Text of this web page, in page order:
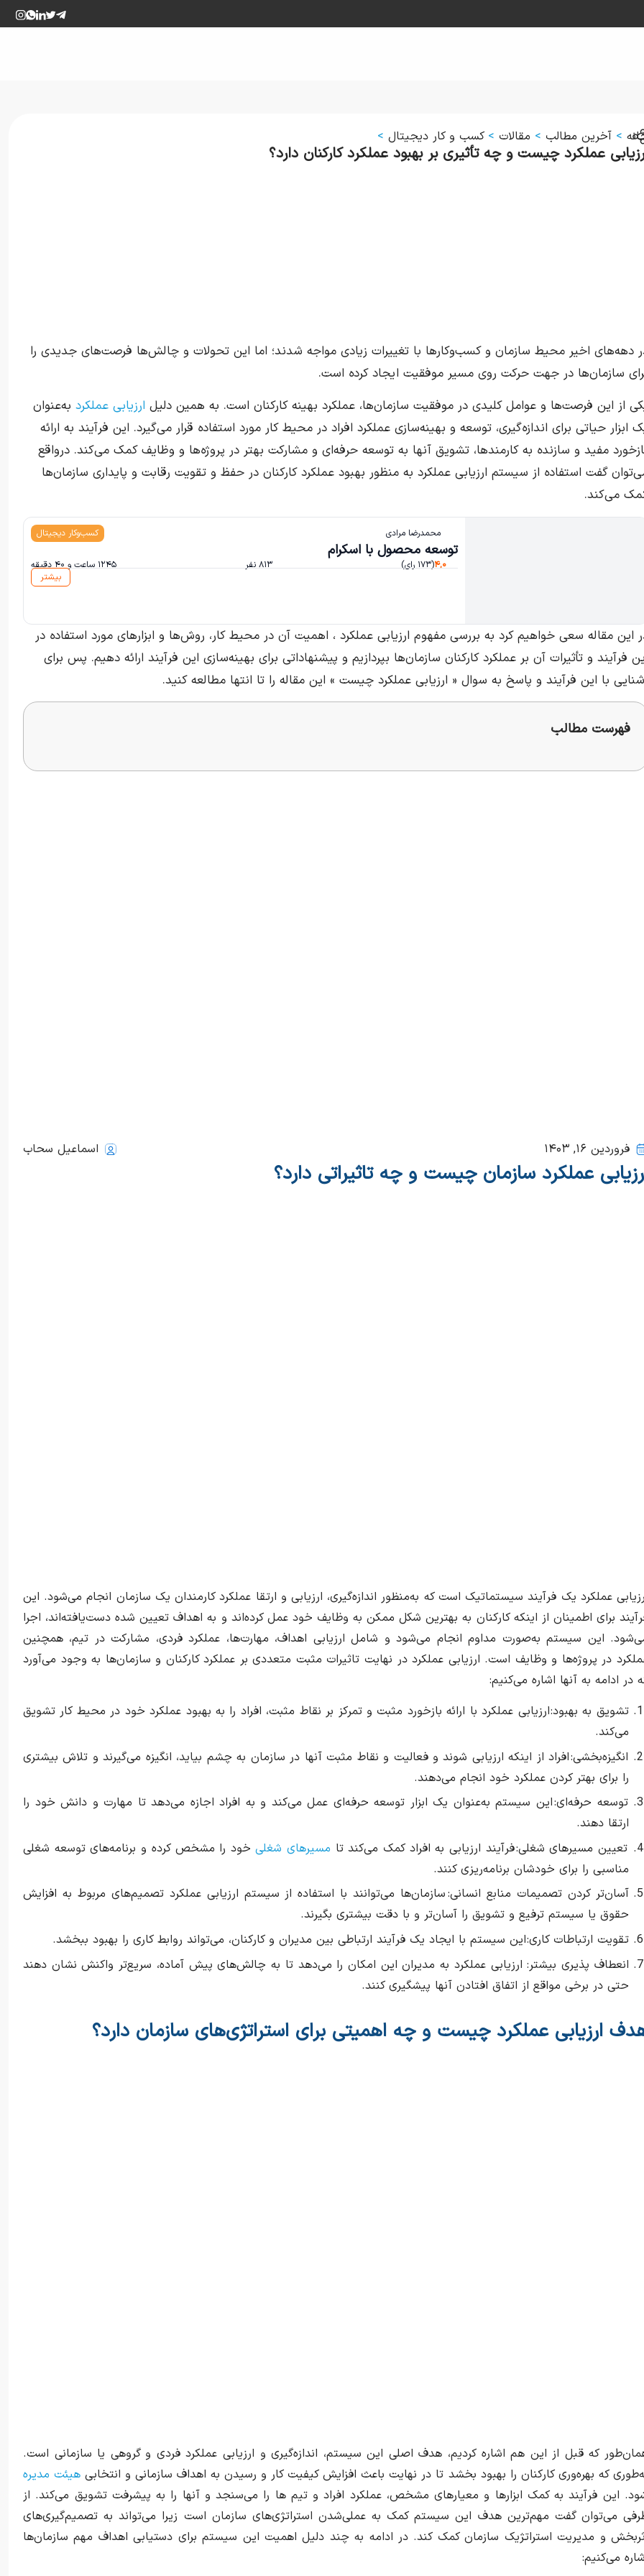
> آخرین مطالب > مقالات > کسب و کار دیجیتال >
عملکرد چیست و چه تأثیری بر بهبود عملکرد کارکنان دارد؟
دهه‌های اخیر محیط سازمان و کسب‌وکارها با تغییرات زیادی مواجه شدند؛ اما این تحولات و چالش‌ها فرصت‌های جدیدی را
سازمان‌ها در جهت حرکت روی مسیر موفقیت ایجاد کرده است.
از این فرصت‌ها و عوامل کلیدی در موفقیت سازمان‌ها، عملکرد بهینه کارکنان است. به همین دلیل ارزیابی عملکرد به‌عنوان
ابزار حیاتی برای اندازه‌گیری، توسعه و بهینه‌سازی عملکرد افراد در محیط کار مورد استفاده قرار می‌گیرد. این فرآیند به ارائه
مفید و سازنده به کارمندها، تشویق آنها به توسعه حرفه‌ای و مشارکت بهتر در پروژه‌ها و وظایف کمک می‌کند. درواقع
گفت استفاده از سیستم ارزیابی عملکرد به‌ منظور بهبود عملکرد کارکنان در حفظ و تقویت رقابت‌ و پایداری سازمان‌ها
می‌کند.
محمدرضا مرادی کسب‌وکار دیجیتال
توسعه محصول با اسکرام
۴,۰(۱۷۳ رای) ۸۱۳ نفر
۱۲۴۵ ساعت و ۴۰ دقیقه
بیشتر
این مقاله سعی خواهیم کرد به بررسی مفهوم ارزیابی عملکرد ، اهمیت آن در محیط کار، روش‌ها و ابزارهای مورد استفاده در
فرآیند و تأثیرات آن بر عملکرد کارکنان سازمان‌ها بپردازیم و پیشنهاداتی برای بهینه‌سازی این فرآیند ارائه دهیم. پس برای
با این فرآیند و پاسخ به سوال « ارزیابی عملکرد چیست » این مقاله را تا انتها مطالعه کنید.
فهرست مطالب
اسماعیل سحاب فروردین ۱۶, ۱۴۰۳
عملکرد سازمان چیست و چه تاثیراتی دارد؟
عملکرد یک فرآیند سیستماتیک است که به‌منظور اندازه‌گیری، ارزیابی و ارتقا عملکرد کارمندان یک سازمان انجام می‌شود. این
برای اطمینان از اینکه کارکنان به بهترین شکل ممکن به وظایف خود عمل کرده‌اند و به اهداف تعیین شده دست‌یافته‌اند، اجرا
این سیستم به‌صورت مداوم انجام می‌شود و شامل ارزیابی اهداف، مهارت‌ها، عملکرد فردی، مشارکت در تیم، همچنین
در پروژه‌ها و وظایف است. ارزیابی عملکرد در نهایت تاثیرات مثبت متعددی بر عملکرد کارکنان و سازمان‌ها به وجود می‌آورد
در ادامه به آنها اشاره می‌کنیم:
تشویق به بهبود: ارزیابی عملکرد با ارائه بازخورد مثبت و تمرکز بر نقاط مثبت، افراد را به بهبود عملکرد خود در محیط کار تشویق
می‌کند.
انگیزه‌بخشی: افراد از اینکه ارزیابی شوند و فعالیت و نقاط مثبت آنها در سازمان به چشم بیاید، انگیزه می‌گیرند و تلاش بیشتری
را برای بهتر کردن عملکرد خود انجام می‌دهند.
توسعه حرفه‌ای: این سیستم به‌عنوان یک ابزار توسعه حرفه‌ای عمل می‌کند و به افراد اجازه می‌دهد تا مهارت و دانش خود را
ارتقا دهند.
تعیین مسیرهای شغلی: فرآیند ارزیابی به افراد کمک می‌کند تا مسیرهای شغلیخود را مشخص کرده و برنامه‌های توسعه شغلی
مناسبی را برای خودشان برنامه‌ریزی کنند.
آسان‌تر کردن تصمیمات منابع انسانی: سازمان‌ها می‌توانند با استفاده از سیستم ارزیابی عملکرد تصمیم‌های مربوط به افزایش
حقوق یا سیستم ترفیع و تشویق را آسان‌تر و با دقت بیشتری بگیرند.
تقویت ارتباطات کاری: این سیستم با ایجاد یک فرآیند ارتباطی بین مدیران و کارکنان، می‌تواند روابط کاری را بهبود ببخشد.
انعطاف‎ پذیری بیشتر: ارزیابی عملکرد به مدیران این امکان را می‌دهد تا به چالش‌های پیش آماده، سریع‌تر واکنش نشان دهند
حتی در برخی مواقع از اتفاق افتادن‌ آنها پیشگیری کنند.
ارزیابی عملکرد چیست و چه اهمیتی برای استراتژی‌های سازمان دارد؟
که قبل از این هم اشاره کردیم، هدف اصلی این سیستم، اندازه‌گیری و ارزیابی عملکرد فردی و گروهی یا سازمانی است.
که بهره‌وری کارکنان را بهبود بخشد تا در نهایت باعث افزایش کیفیت کار و رسیدن به اهداف سازمانی و انتخابی هیئت مدیره
این فرآیند به کمک ابزارها و معیارهای مشخص، عملکرد افراد و تیم ها را می‌سنجد و آنها را به پیشرفت تشویق می‌کند. از
می‌توان گفت مهم‌ترین هدف این سیستم کمک به عملی‌شدن استراتژی‌های سازمان است زیرا می‌تواند به تصمیم‌گیری‌های
و مدیریت استراتژیک سازمان کمک کند. در ادامه به چند دلیل اهمیت این سیستم برای دستیابی اهداف مهم سازمان‌ها
می‌کنیم: